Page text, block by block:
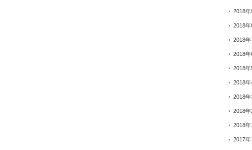
2018年
2018年
2018年
2018年
2018年
2018年
2018年
2018年
2018年
2017年